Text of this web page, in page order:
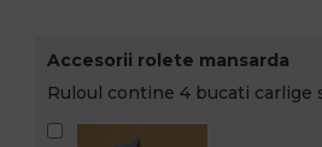
Accesorii rolete mansarda
Ruloul contine 4 bucati carlige